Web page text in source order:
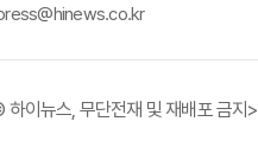
이뉴스, 무단전재 및 재배포 금지>